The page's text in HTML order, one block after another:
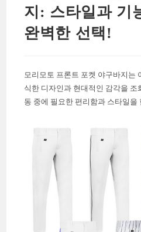
지: 스타일과 기
완벽한 선택!
모리모토 프론트 포켓 야구바지는
식한 디자인과 현대적인 감각을 조
동 중에 필요한 편리함과 스타일을